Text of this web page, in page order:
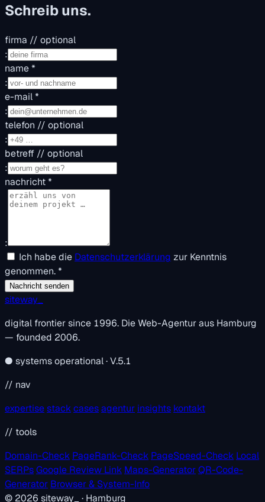
Schreib uns.
firma // optional
:
name*
:
e-mail*
:
telefon // optional
:
betreff // optional
:
nachricht*
:
Ich habe die Datenschutzerklärung zur Kenntnis
genommen.*
Nachricht senden
siteway
digital frontier since 1996. Die Web-Agentur aus Hamburg
— founded 2006.
● systems operational · V.5.1
// nav
expertisestackcasesagentur insights kontakt
// tools
Domain-Check PageRank-Check PageSpeed-Check Local
SERPsGoogle Review Link Maps-GeneratorQR-Code-
Generator Browser & System-Info
© 2026 siteway · Hamburg